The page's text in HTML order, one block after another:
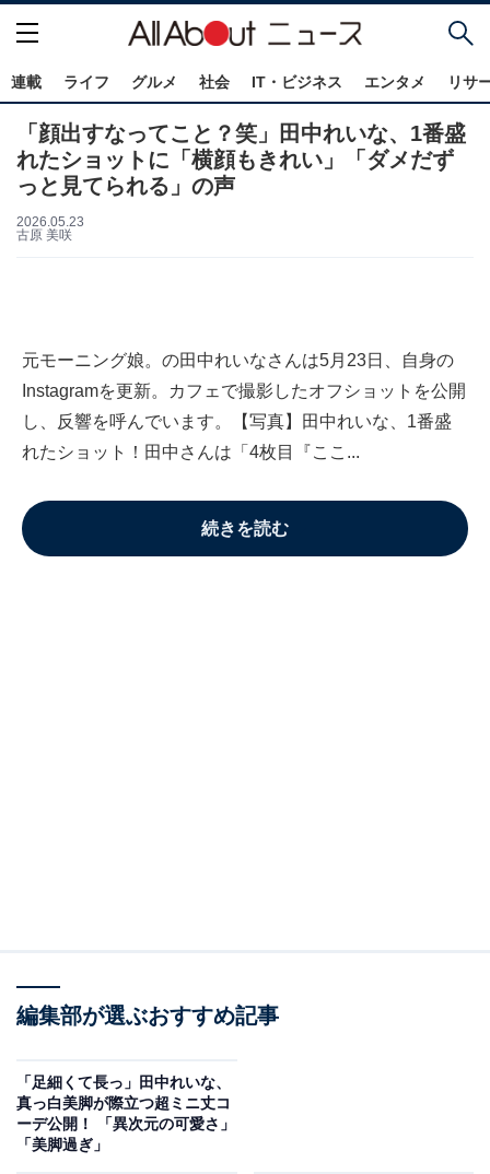
連載 ライフ グルメ 社会 IT・ビジネス エンタメ リサ
「顔出すなってこと？笑」田中れいな、1番盛
れたショットに「横顔もきれい」「ダメだず
っと見てられる」の声
2026.05.23
古原 美咲
元モーニング娘。の田中れいなさんは5月23日、自身の
Instagramを更新。カフェで撮影したオフショットを公開
し、反響を呼んでいます。【写真】田中れいな、1番盛
れたショット！田中さんは「4枚目『ここ...
続きを読む
編集部が選ぶおすすめ記事
「足細くて長っ」田中れいな、
真っ白美脚が際立つ超ミニ丈コ
ーデ公開！ 「異次元の可愛さ」
「美脚過ぎ」